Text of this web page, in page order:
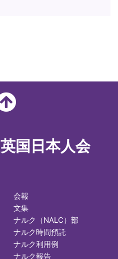
英国日本人会
会報
文集
ナルク（NALC）部
ナルク時間預託
ナルク利用例
ナルク報告